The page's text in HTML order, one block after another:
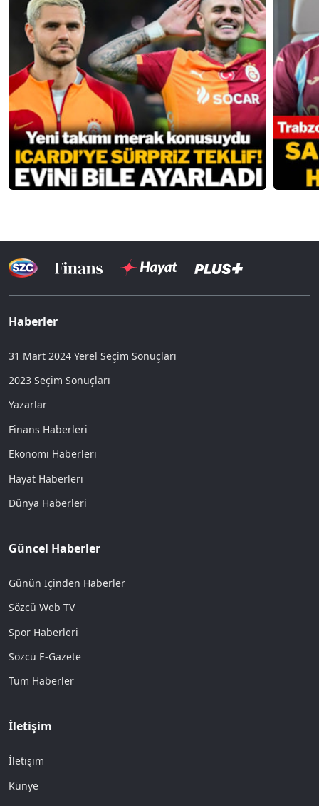
Haberler
31 Mart 2024 Yerel Seçim Sonuçları
2023 Seçim Sonuçları
Yazarlar
Finans Haberleri
Ekonomi Haberleri
Hayat Haberleri
Dünya Haberleri
Güncel Haberler
Günün İçinden Haberler
Sözcü Web TV
Spor Haberleri
Sözcü E-Gazete
Tüm Haberler
İletişim
İletişim
Künye